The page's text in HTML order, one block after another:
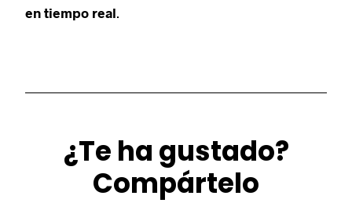
en tiempo real.
¿Te ha gustado?
Compártelo